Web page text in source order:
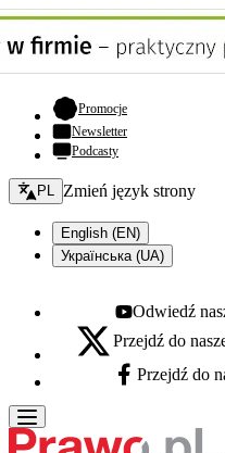
Promocje- otwiera się w
Newsletter
Podcasty
Zmień język - bieżący:
PL Zmień język strony
English (EN)
Українська (UA)
Youtube - otwiera
Odwiedź
X - otwiera się w nowej
Przejdź do
Facebook - otwiera
Przejdź do